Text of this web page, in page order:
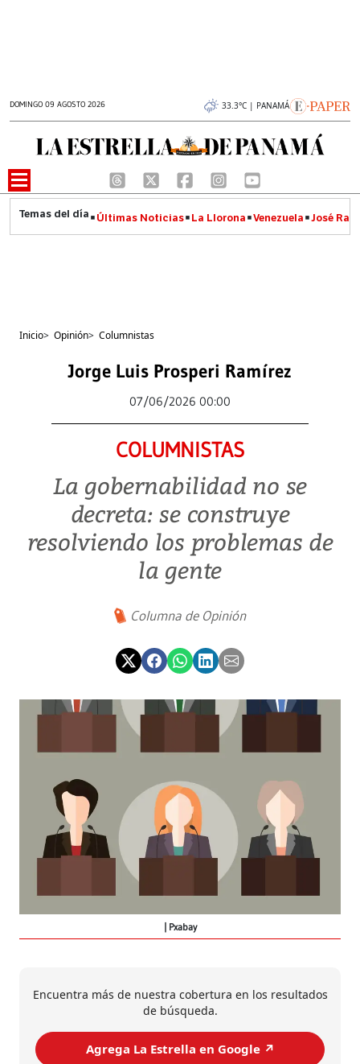
DOMINGO 09 AGOSTO 2026 33.3°C | PANAMÁ
Últimas Noticias La Llorona Venezuela José
Inicio> Opinión> Columnistas
Jorge Luis Prosperi Ramírez
07/06/2026 00:00
COLUMNISTAS
La gobernabilidad no se
decreta: se construye
resolviendo los problemas de
la gente
Columna de Opinión
Pxabay
Encuentra más de nuestra cobertura en los resultados
de búsqueda.
Agrega La Estrella en Google ↗️